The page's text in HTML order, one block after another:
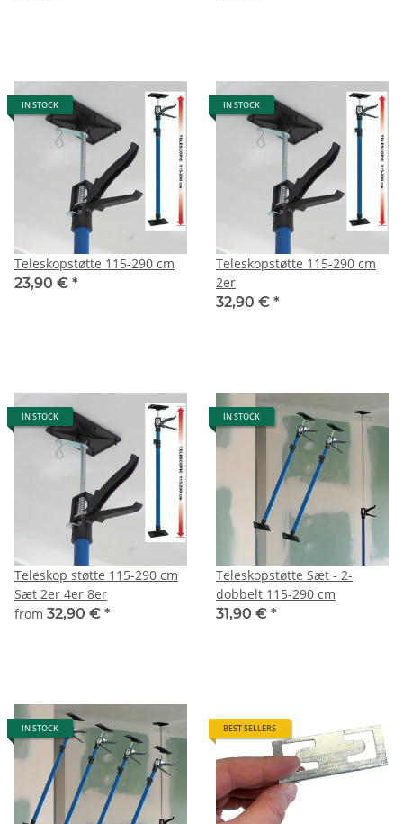
IN STOCK
Teleskopstøtte 115-290 cm
23,90 € *
IN STOCK
Teleskopstøtte 115-290 cm
2er
32,90 € *
IN STOCK
Teleskop støtte 115-290 cm
Sæt 2er 4er 8er
from 32,90 € *
IN STOCK
Teleskopstøtte Sæt - 2-
dobbelt 115-290 cm
31,90 € *
IN STOCK BEST SELLERS